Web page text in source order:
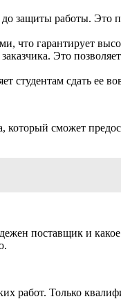
защиты работы. Это
гарантирует
Это
студентам сдать ее
сможет
поставщик и какое
работ. Только